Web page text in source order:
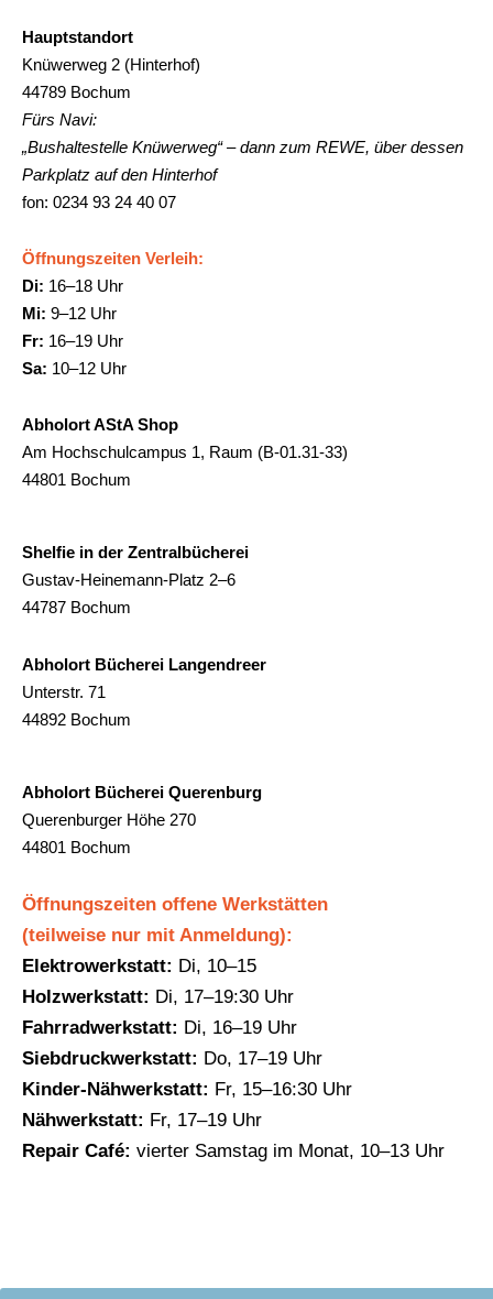
Hauptstandort
Knüwerweg 2 (Hinterhof)
44789 Bochum
Fürs Navi:
„Bushaltestelle Knüwerweg“ – dann zum REWE, über dessen
Parkplatz auf den Hinterhof
fon: 0234 93 24 40 07
Öffnungszeiten Verleih:
Di: 16–18 Uhr
Mi: 9–12 Uhr
Fr: 16–19 Uhr
Sa: 10–12 Uhr
Abholort AStA Shop
Am Hochschulcampus 1, Raum (B-01.31-33)
44801 Bochum
Shelfie in der Zentralbücherei
Gustav-Heinemann-Platz 2–6
44787 Bochum
Abholort Bücherei Langendreer
Unterstr. 71
44892 Bochum
Abholort Bücherei Querenburg
Querenburger Höhe 270
44801 Bochum
Öffnungszeiten offene Werkstätten
(teilweise nur mit Anmeldung):
Elektrowerkstatt: Di, 10–15
Holzwerkstatt: Di, 17–19:30 Uhr
Fahrradwerkstatt: Di, 16–19 Uhr
Siebdruckwerkstatt: Do, 17–19 Uhr
Kinder-Nähwerkstatt: Fr, 15–16:30 Uhr
Nähwerkstatt: Fr, 17–19 Uhr
Repair Café: vierter Samstag im Monat, 10–13 Uhr